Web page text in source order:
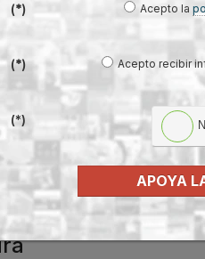
de Barcelona en
(*) Acepto la
(*) Acepto recibir
(*)
APOYA